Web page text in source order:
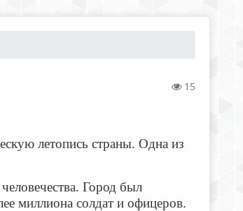
15
летопись страны. Одна из
Город был
миллиона солдат и офицеров.